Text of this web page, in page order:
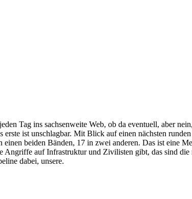
Tag ins sachsenweite Web, ob da eventuell, aber
ist unschlagbar. Mit Blick auf einen nächsten
beiden Bänden, 17 in zwei anderen. Das ist eine
Angriffe auf Infrastruktur und Zivilisten gibt, das sind die
dabei, unsere.